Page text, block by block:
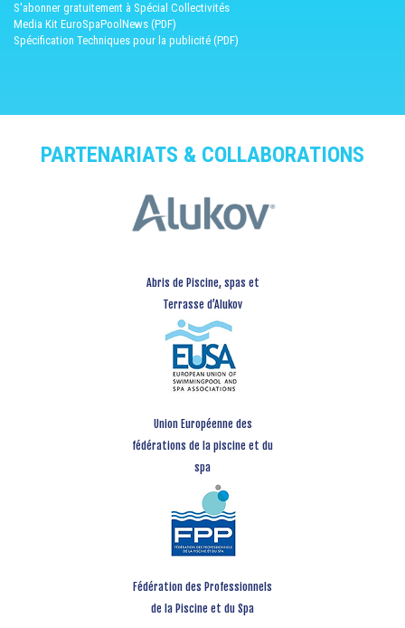
S'abonner gratuitement à Spécial Collectivités
Media Kit EuroSpaPoolNews (PDF)
Spécification Techniques pour la publicité (PDF)
PARTENARIATS & COLLABORATIONS
Abris de Piscine, spas et
Terrasse d’Alukov
Union Européenne des
fédérations de la piscine et du
spa
Fédération des Professionnels
de la Piscine et du Spa